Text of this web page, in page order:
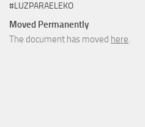
#LUZPARAELEKO
Moved Permanently
The document has moved here.